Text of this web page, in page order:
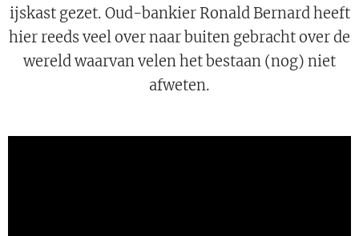
ijskast gezet. Oud-bankier Ronald Bernard heeft
hier reeds veel over naar buiten gebracht over de
wereld waarvan velen het bestaan (nog) niet
afweten.